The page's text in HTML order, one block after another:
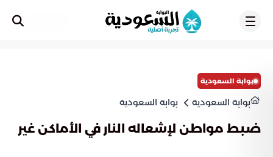
بوابة السعودية
بوابة السعودية بوابة السعودية
ضبط مواطن لإشعاله النار في الأماكن غير